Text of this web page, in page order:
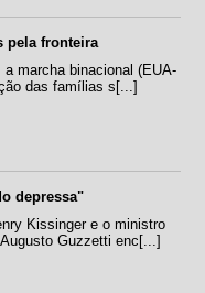
pela fronteira
marcha binacional (EUA-
das famílias s[...]
depressa"
Kissinger e o ministro
Guzzetti enc[...]